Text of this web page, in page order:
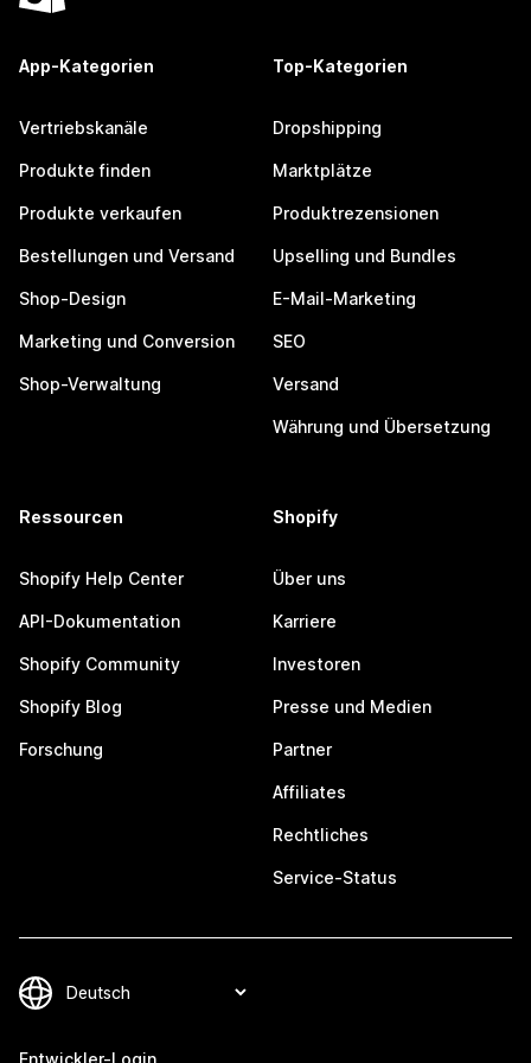
App-Kategorien
Vertriebskanäle
Produkte finden
Produkte verkaufen
Bestellungen und Versand
Shop-Design
Marketing und Conversion
Shop-Verwaltung
Top-Kategorien
Dropshipping
Marktplätze
Produktrezensionen
Upselling und Bundles
E-Mail-Marketing
SEO
Versand
Währung und Übersetzung
Ressourcen
Shopify Help Center
API-Dokumentation
Shopify Community
Shopify Blog
Forschung
Shopify
Über uns
Karriere
Investoren
Presse und Medien
Partner
Affiliates
Rechtliches
Service-Status